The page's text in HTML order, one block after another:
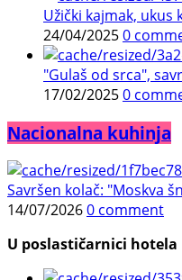
Užički kajmak, ukus
24/04/20250
"Gulaš od srca",
17/02/20250
Nacionalna kuhinja
Savršen kolač: "Moskva
14/07/20260 comment
U poslastičarnici hotela